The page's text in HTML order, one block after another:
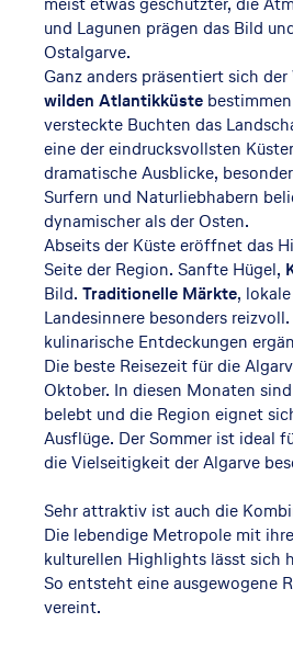
und Lagunen prägen das Bild
Ostalgarve.
Ganz anders präsentiert sich
wilden Atlantikküste
versteckte Buchten das
eine der eindrucksvollsten
dramatische Ausblicke,
Surfern und Naturliebhabern
dynamischer als der Osten.
Abseits der Küste eröffnet das
Seite der Region. Sanfte Hügel,
Bild. Traditionelle Märkte,
Landesinnere besonders
kulinarische Entdeckungen
Die beste Reisezeit für die
Oktober. In diesen Monaten
belebt und die Region eignet
Ausflüge. Der Sommer ist ideal
die Vielseitigkeit der Algarve
Sehr attraktiv ist auch die
Die lebendige Metropole mit
kulturellen Highlights lässt sich
So entsteht eine ausgewogene
vereint.